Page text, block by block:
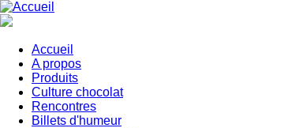
Aller
au
principal
Main
navigation
Accueil
A propos
Produits
Culture chocolat
Rencontres
Billets d'humeur